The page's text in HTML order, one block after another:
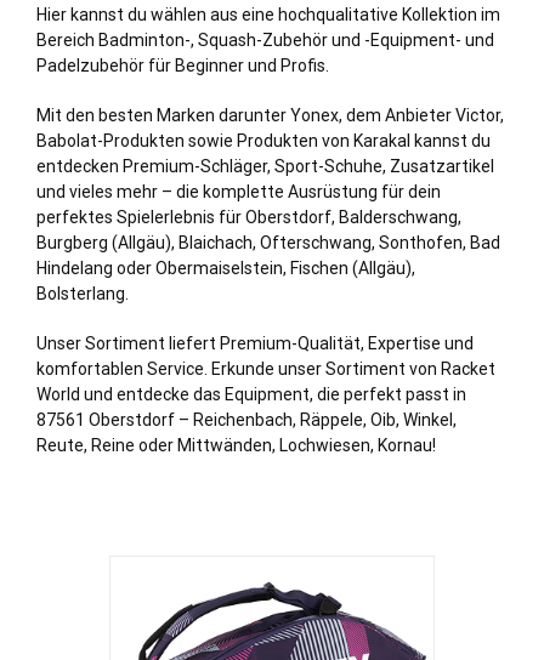
Hier kannst du wählen aus eine hochqualitative Kollektion im
Bereich Badminton-, Squash-Zubehör und -Equipment- und
Padelzubehör für Beginner und Profis.
Mit den besten Marken darunter Yonex, dem Anbieter Victor,
Babolat-Produkten sowie Produkten von Karakal kannst du
entdecken Premium-Schläger, Sport-Schuhe, Zusatzartikel
und vieles mehr – die komplette Ausrüstung für dein
perfektes Spielerlebnis für Oberstdorf, Balderschwang,
Burgberg (Allgäu), Blaichach, Ofterschwang, Sonthofen, Bad
Hindelang oder Obermaiselstein, Fischen (Allgäu),
Bolsterlang.
Unser Sortiment liefert Premium-Qualität, Expertise und
komfortablen Service. Erkunde unser Sortiment von Racket
World und entdecke das Equipment, die perfekt passt in
87561 Oberstdorf – Reichenbach, Räppele, Oib, Winkel,
Reute, Reine oder Mittwänden, Lochwiesen, Kornau!